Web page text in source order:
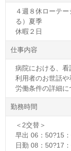
４週８休ローテ
る）夏季
休暇２日
仕事内容
病院における、
利用者のお世話や
労働条件の詳細に
勤務時間
＜2交替＞
早出 06：50?15
日勤 08：50?17